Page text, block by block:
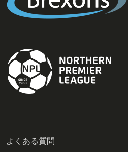
よくある質問